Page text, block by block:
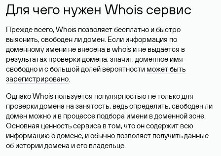
Для чего нужен Whois сервис
Прежде всего, Whois позволяет бесплатно и быстро
выяснить, свободен ли домен. Если информация по
доменному имени не внесена в whois и не выдается в
результатах проверки домена, значит, доменное имя
свободно и с большой долей вероятности может быть
зарегистрировано.
Однако Whois пользуется популярностью не только для
проверки домена на занятость, ведь определить, свободен ли
домен можно и в процессе подбора имени в доменной зоне.
Основная ценность сервиса в том, что он содержит всю
информацию о домене, и обычно позволяет получить данные
об истории домена и его владельце.